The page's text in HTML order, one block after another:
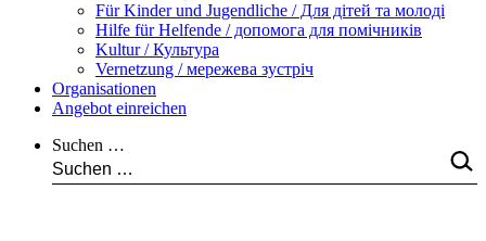
Für Kinder und Jugendliche / Для дітей та молоді
Hilfe für Helfende / допомога для помічників
Kultur / Культура
Vernetzung / мережева зустріч
Organisationen
Angebot einreichen
Suchen …